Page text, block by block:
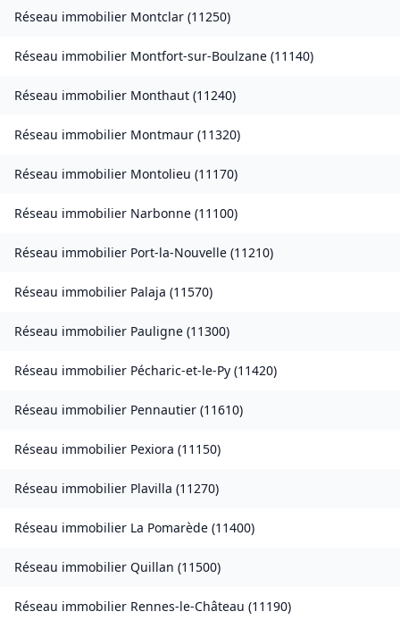
Réseau immobilier Montclar (11250)
Réseau immobilier Montfort-sur-Boulzane (11140)
Réseau immobilier Monthaut (11240)
Réseau immobilier Montmaur (11320)
Réseau immobilier Montolieu (11170)
Réseau immobilier Narbonne (11100)
Réseau immobilier Port-la-Nouvelle (11210)
Réseau immobilier Palaja (11570)
Réseau immobilier Pauligne (11300)
Réseau immobilier Pécharic-et-le-Py (11420)
Réseau immobilier Pennautier (11610)
Réseau immobilier Pexiora (11150)
Réseau immobilier Plavilla (11270)
Réseau immobilier La Pomarède (11400)
Réseau immobilier Quillan (11500)
Réseau immobilier Rennes-le-Château (11190)